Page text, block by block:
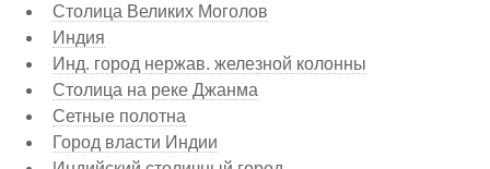
Столица Великих Моголов
Индия
Инд. город нержав. железной колонны
Столица на реке Джанма
Сетные полотна
Город власти Индии